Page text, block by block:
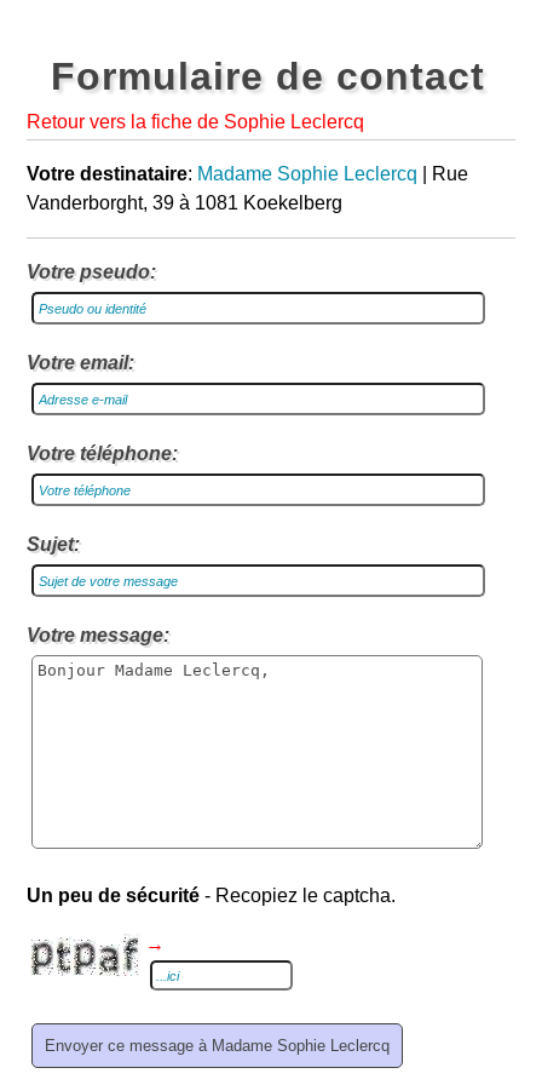
Formulaire de contact
Retour vers la fiche de Sophie Leclercq
Votre destinataire: Madame Sophie Leclercq | Rue
Vanderborght, 39 à 1081 Koekelberg
Votre pseudo:
Votre email:
Votre téléphone:
Sujet:
Votre message:
Un peu de sécurité - Recopiez le captcha.
→